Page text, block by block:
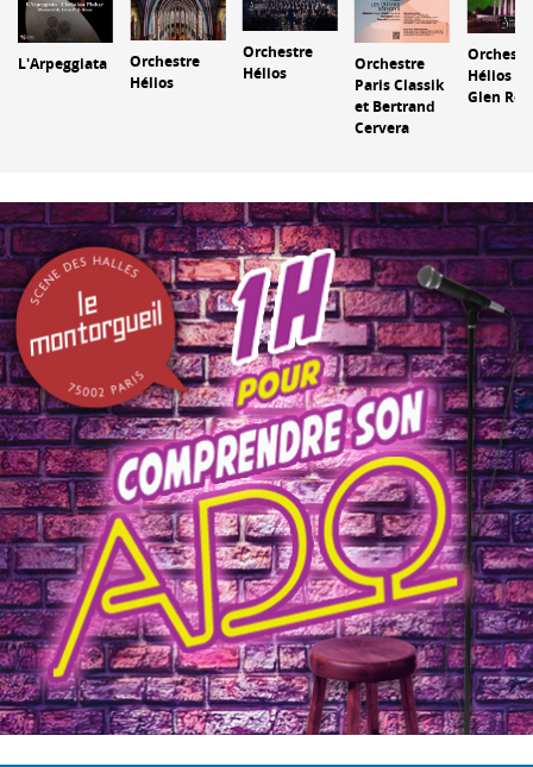
L'Arpeggiata
Orchestre
Hélios
Orchestre
Hélios
Orchestre
Paris Classik
et Bertrand
Cervera
Hélios et
Glen